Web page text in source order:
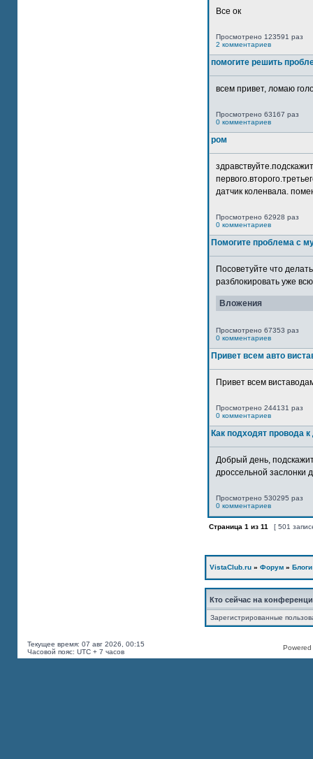
Все ок
Просмотрено 123591 раз
2 комментариев
помогите решить
всем привет, ломаю
Просмотрено 63167 раз
0 комментариев
ром
датчик коленвала.
Просмотрено 62928 раз
0 комментариев
Помогите проблема с
Посоветуйте что
разблокировать уже
Вложения
Просмотрено 67353 раз
0 комментариев
Привет всем авто
Привет всем
Просмотрено 244131 раз
0 комментариев
Как подходят провода
Добрый день,
дроссельной заслонки
Просмотрено 530295 раз
0 комментариев
Страница 1 из 11 [ 501
VistaClub.ru » Форум » Блоги
Кто сейчас на
Зарегистрированные
Текущее время: 07 авг 2026, 00:15
Часовой пояс: UTC + 7 часов